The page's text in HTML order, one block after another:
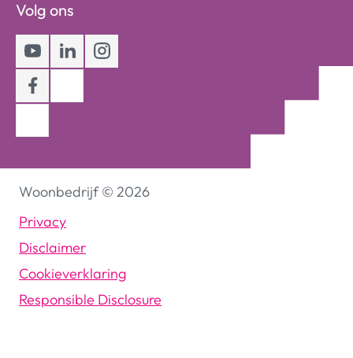
Volg ons
Youtube
LinkedInInstagram
Facebook
Woonbedrijf© 2026
Privacy
Disclaimer
Cookieverklaring
Responsible Disclosure